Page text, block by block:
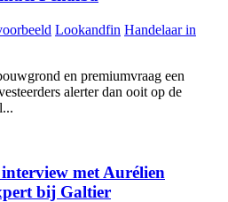
Lookandfin Handelaar in
en premiumvraag een
alerter dan ooit op de
met Aurélien
bij Galtier